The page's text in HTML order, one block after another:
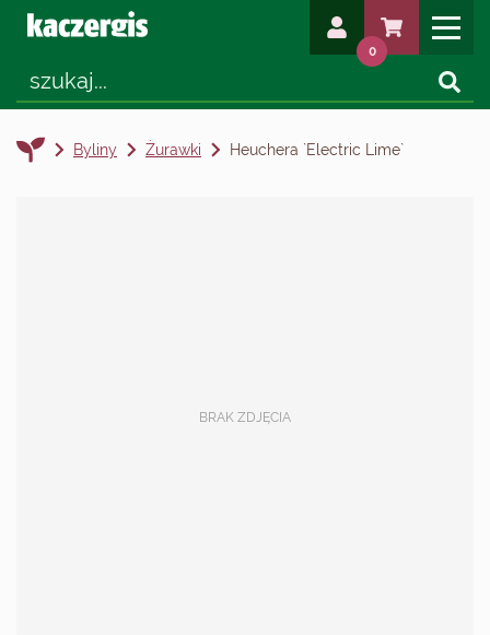
0
Byliny Żurawki Heuchera `Electric Lime`